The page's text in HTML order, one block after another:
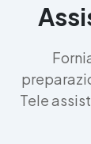
Tele